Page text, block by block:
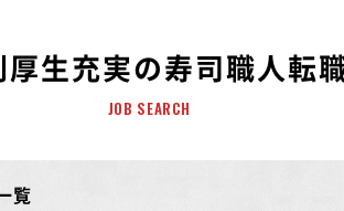
生充実の寿司職人転
JOB SEARCH
覧